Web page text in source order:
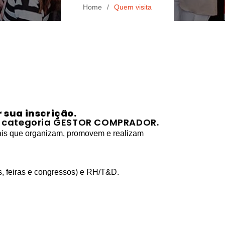
Home Quem visita
sua inscrição.
GESTOR COMPRADOR.
que organizam, promovem e realizam
feiras e congressos) e RH/T&D.